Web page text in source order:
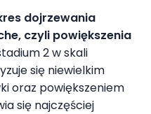
dojrzewania
czyli powiększenia
2 w skali
się niewielkim
oraz powiększeniem
się najczęściej